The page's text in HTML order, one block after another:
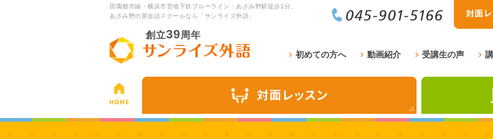
田園都市線・横浜市営地下鉄ブルーライン：あざみ野駅徒歩1分、
あざみ野の英会話スクールなら「サンライズ外語」
創立39周年
初めての方へ 動画紹介 受講生の声